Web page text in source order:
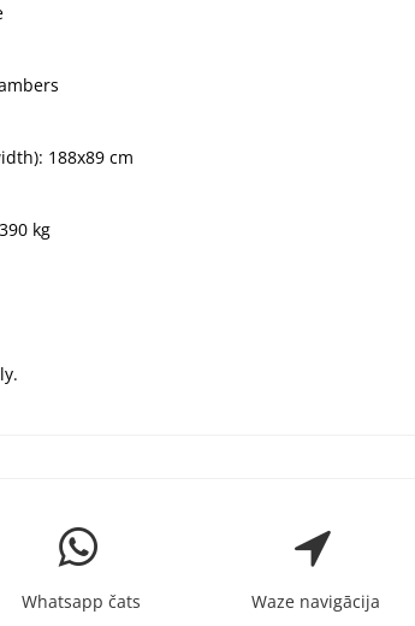
188x89 cm
kg
Whatsapp čats Waze navigācija